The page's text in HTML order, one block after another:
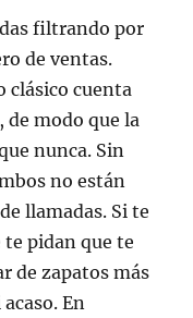
filtrando por
de ventas.
clásico cuenta
modo que la
nunca. Sin
no están
llamadas. Si te
te pidan que te
de zapatos más
En